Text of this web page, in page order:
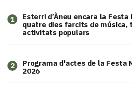
1
Esterri d’Àneu encara la Festa
quatre dies farcits de música,
activitats populars
2
Programa d'actes de la Festa
2026